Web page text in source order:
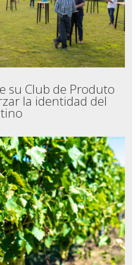
su Club de Produto
la identidad del